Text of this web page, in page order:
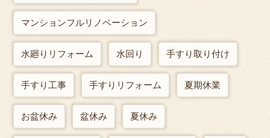
マンションフルリノベーション
水廻りリフォーム 水回り 手すり取り付け
手すり工事 手すりリフォーム 夏期休業
お盆休み 盆休み 夏休み